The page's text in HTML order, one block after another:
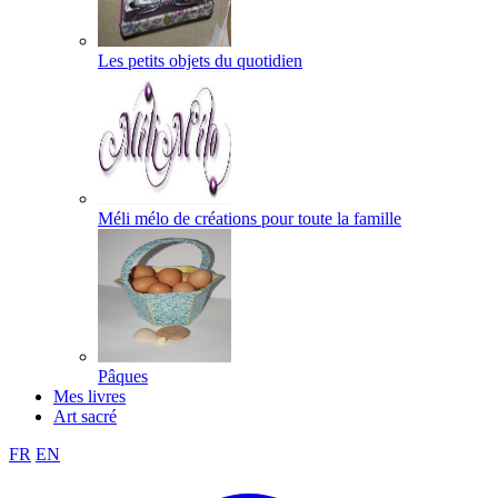
Les petits objets du quotidien
Méli mélo de créations pour toute la famille
Pâques
Mes livres
Art sacré
FR EN